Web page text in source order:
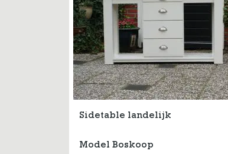
Sidetable landelijk
Model Boskoop